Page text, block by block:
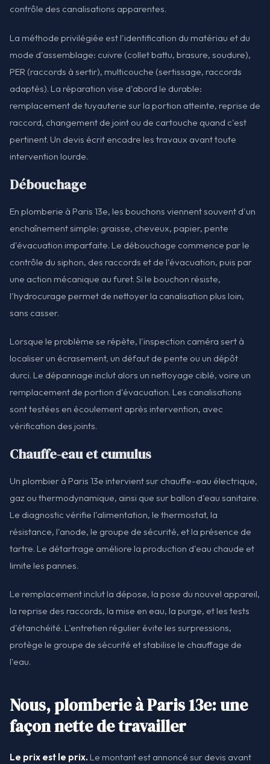
contrôle des canalisations apparentes.
La méthode privilégiée est l'identification du matériau et du
mode d'assemblage: cuivre (collet battu, brasure, soudure),
PER (raccords à sertir), multicouche (sertissage, raccords
adaptés). La réparation vise d'abord le durable:
remplacement de tuyauterie sur la portion atteinte, reprise de
raccord, changement de joint ou de cartouche quand c'est
pertinent. Un devis écrit encadre les travaux avant toute
intervention lourde.
Débouchage
En plomberie à Paris 13e, les bouchons viennent souvent d'un
enchaînement simple: graisse, cheveux, papier, pente
d'évacuation imparfaite. Le débouchage commence par le
contrôle du siphon, des raccords et de l'évacuation, puis par
une action mécanique au furet. Si le bouchon résiste,
l'hydrocurage permet de nettoyer la canalisation plus loin,
sans casser.
Lorsque le problème se répète, l'inspection caméra sert à
localiser un écrasement, un défaut de pente ou un dépôt
durci. Le dépannage inclut alors un nettoyage ciblé, voire un
remplacement de portion d'évacuation. Les canalisations
sont testées en écoulement après intervention, avec
vérification des joints.
Chauffe-eau et cumulus
Un plombier à Paris 13e intervient sur chauffe-eau électrique,
gaz ou thermodynamique, ainsi que sur ballon d'eau sanitaire.
Le diagnostic vérifie l'alimentation, le thermostat, la
résistance, l'anode, le groupe de sécurité, et la présence de
tartre. Le détartrage améliore la production d'eau chaude et
limite les pannes.
Le remplacement inclut la dépose, la pose du nouvel appareil,
la reprise des raccords, la mise en eau, la purge, et les tests
d'étanchéité. L'entretien régulier évite les surpressions,
protège le groupe de sécurité et stabilise le chauffage de
l'eau.
Nous, plomberie à Paris 13e: une
façon nette de travailler
Le prix est le prix. Le montant est annoncé sur devis avant